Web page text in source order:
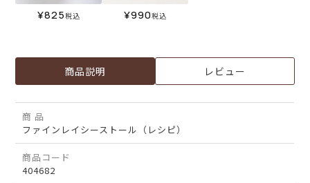
¥825税込 ¥990税込
商品説明 レビュー
商 品
ファインレイシーストール（レシピ）
商品コード
404682